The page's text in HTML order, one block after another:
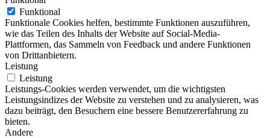
Funktional
Funktionale Cookies helfen, bestimmte Funktionen auszuführen,
wie das Teilen des Inhalts der Website auf Social-Media-
Plattformen, das Sammeln von Feedback und andere Funktionen
von Drittanbietern.
Leistung
Leistung
Leistungs-Cookies werden verwendet, um die wichtigsten
Leistungsindizes der Website zu verstehen und zu analysieren, was
dazu beiträgt, den Besuchern eine bessere Benutzererfahrung zu
bieten.
Andere